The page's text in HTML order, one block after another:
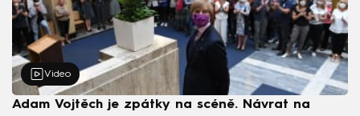
Video
Adam Vojtěch je zpátky na scéně. Návrat na